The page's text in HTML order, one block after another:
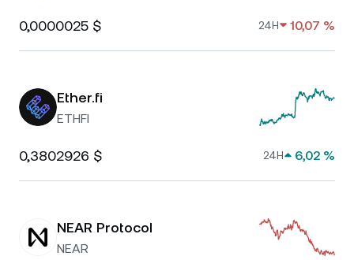
0,0000025 $ 24H 10,07 %
Ether.fi
ETHFI
0,3802926 $ 24H 6,02 %
NEAR Protocol
NEAR